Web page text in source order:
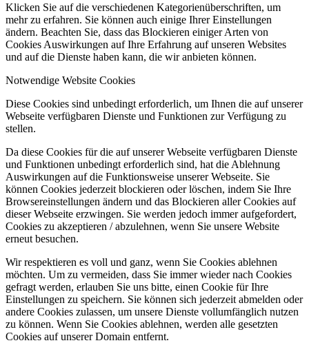
Klicken Sie auf die verschiedenen Kategorienüberschriften, um
mehr zu erfahren. Sie können auch einige Ihrer Einstellungen
ändern. Beachten Sie, dass das Blockieren einiger Arten von
Cookies Auswirkungen auf Ihre Erfahrung auf unseren Websites
und auf die Dienste haben kann, die wir anbieten können.
Notwendige Website Cookies
Diese Cookies sind unbedingt erforderlich, um Ihnen die auf unserer
Webseite verfügbaren Dienste und Funktionen zur Verfügung zu
stellen.
Da diese Cookies für die auf unserer Webseite verfügbaren Dienste
und Funktionen unbedingt erforderlich sind, hat die Ablehnung
Auswirkungen auf die Funktionsweise unserer Webseite. Sie
können Cookies jederzeit blockieren oder löschen, indem Sie Ihre
Browsereinstellungen ändern und das Blockieren aller Cookies auf
dieser Webseite erzwingen. Sie werden jedoch immer aufgefordert,
Cookies zu akzeptieren / abzulehnen, wenn Sie unsere Website
erneut besuchen.
Wir respektieren es voll und ganz, wenn Sie Cookies ablehnen
möchten. Um zu vermeiden, dass Sie immer wieder nach Cookies
gefragt werden, erlauben Sie uns bitte, einen Cookie für Ihre
Einstellungen zu speichern. Sie können sich jederzeit abmelden oder
andere Cookies zulassen, um unsere Dienste vollumfänglich nutzen
zu können. Wenn Sie Cookies ablehnen, werden alle gesetzten
Cookies auf unserer Domain entfernt.